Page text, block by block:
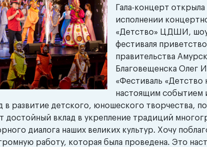
Гала-концерт
исполнении
«Детство» ЦДШИ, шоу-
фестиваля
правительства
Благовещенска Олег
«Фестиваль «Детство
настоящим событием
в развитие детского, юношеского творчества,
достойный вклад в укрепление традиций
диалога наших великих культур. Хочу
работу, которая была проведена. Это